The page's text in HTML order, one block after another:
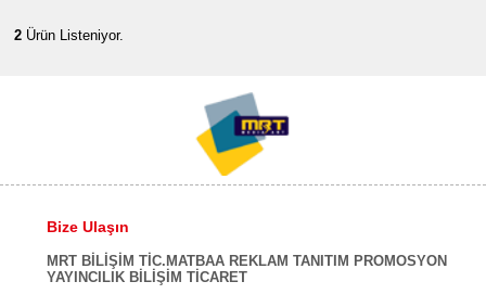
2Ürün Listeniyor.
Bize Ulaşın
MRT BİLİŞİM TİC.MATBAA REKLAM TANITIM PROMOSYON
YAYINCILIK BİLİŞİM TİCARET